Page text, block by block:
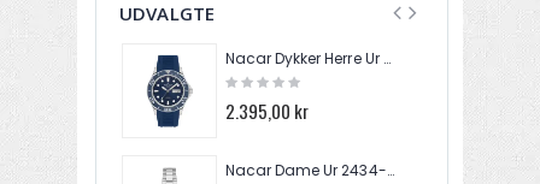
UDVALGTE
Nacar Dykker Herre Ur 2434-29B509-ALS3
2.395,00 kr
Nacar Dame Ur 2434-39B639-ANM